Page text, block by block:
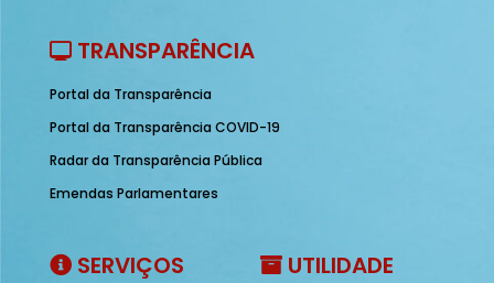
TRANSPARÊNCIA
Portal da Transparência
Portal da Transparência COVID-19
Radar da Transparência Pública
Emendas Parlamentares
SERVIÇOS UTILIDADE